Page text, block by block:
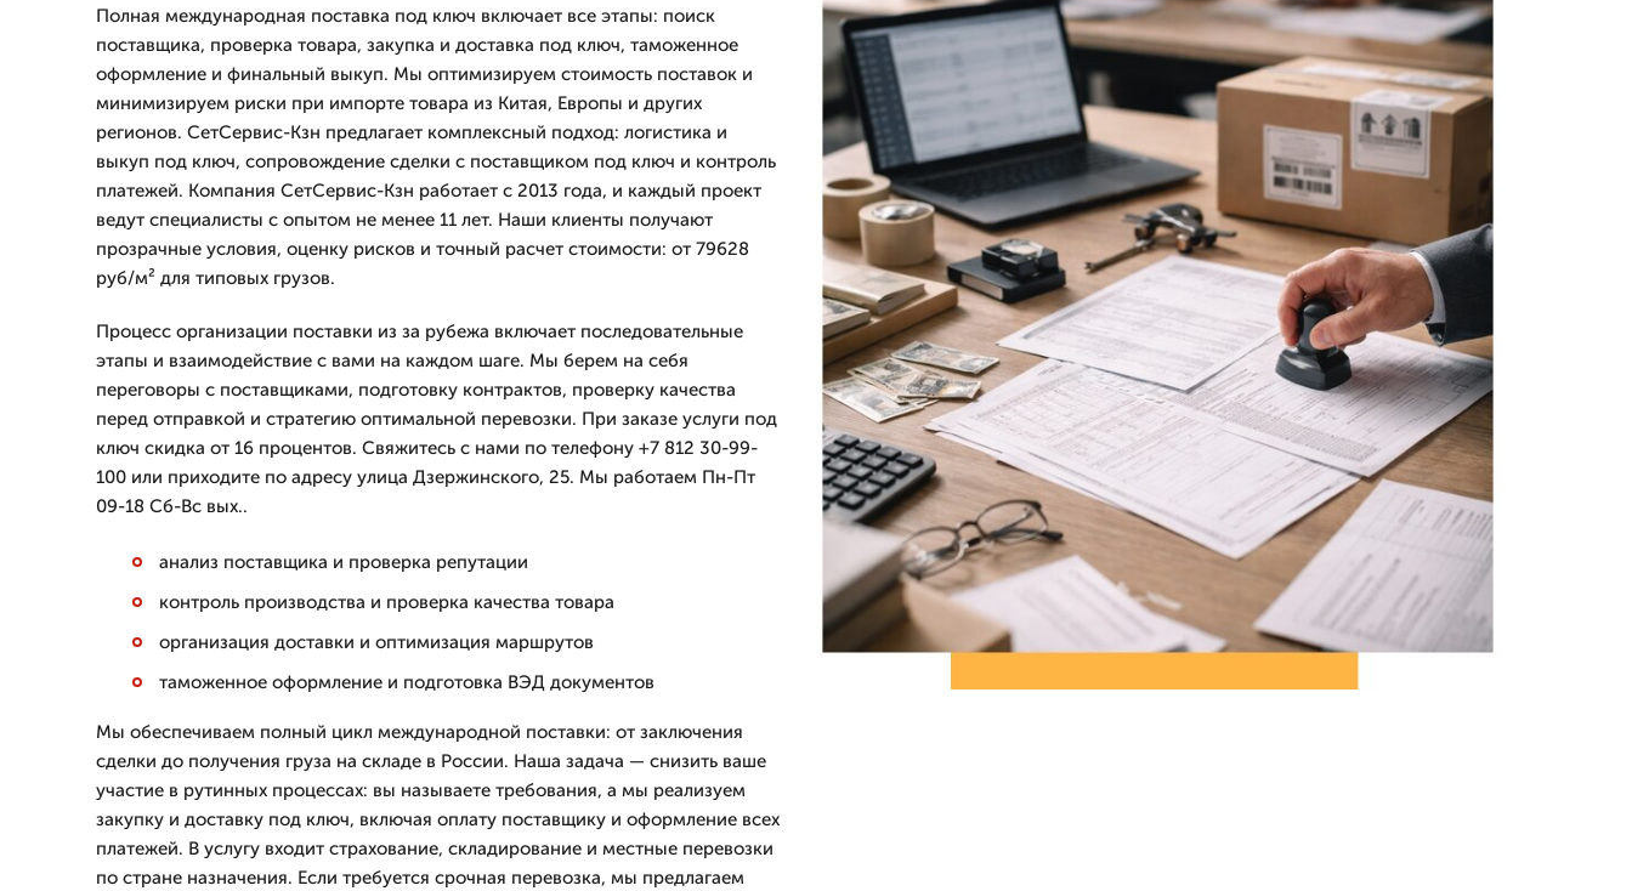
Полная международная поставка под ключ включает все этапы: поиск
поставщика, проверка товара, закупка и доставка под ключ, таможенное
оформление и финальный выкуп. Мы оптимизируем стоимость поставок и
минимизируем риски при импорте товара из Китая, Европы и других
регионов. СетСервис-Кзн предлагает комплексный подход: логистика и
выкуп под ключ, сопровождение сделки с поставщиком под ключ и контроль
платежей. Компания СетСервис-Кзн работает с 2013 года, и каждый проект
ведут специалисты с опытом не менее 11 лет. Наши клиенты получают
прозрачные условия, оценку рисков и точный расчет стоимости: от 79628
руб/м² для типовых грузов.
Процесс организации поставки из за рубежа включает последовательные
этапы и взаимодействие с вами на каждом шаге. Мы берем на себя
переговоры с поставщиками, подготовку контрактов, проверку качества
перед отправкой и стратегию оптимальной перевозки. При заказе услуги под
ключ скидка от 16 процентов. Свяжитесь с нами по телефону +7 812 30-99-
100 или приходите по адресу улица Дзержинского, 25. Мы работаем Пн-Пт
09-18 Сб-Вс вых..
анализ поставщика и проверка репутации
контроль производства и проверка качества товара
организация доставки и оптимизация маршрутов
таможенное оформление и подготовка ВЭД документов
Мы обеспечиваем полный цикл международной поставки: от заключения
сделки до получения груза на складе в России. Наша задача — снизить ваше
участие в рутинных процессах: вы называете требования, а мы реализуем
закупку и доставку под ключ, включая оплату поставщику и оформление всех
платежей. В услугу входит страхование, складирование и местные перевозки
по стране назначения. Если требуется срочная перевозка, мы предлагаем